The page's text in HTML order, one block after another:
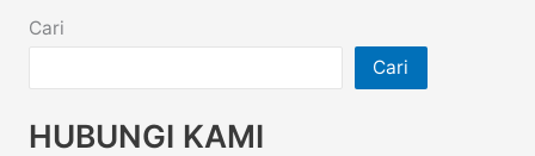
Cari
Cari
HUBUNGI KAMI